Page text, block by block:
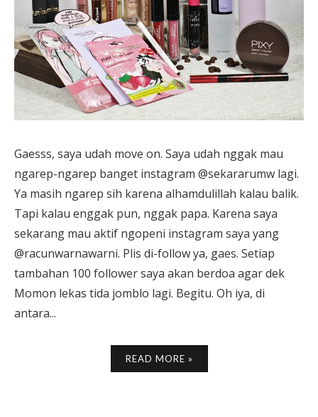
Gaesss, saya udah move on. Saya udah nggak mau
ngarep-ngarep banget instagram @sekararumw lagi.
Ya masih ngarep sih karena alhamdulillah kalau balik.
Tapi kalau enggak pun, nggak papa. Karena saya
sekarang mau aktif ngopeni instagram saya yang
@racunwarnawarni. Plis di-follow ya, gaes. Setiap
tambahan 100 follower saya akan berdoa agar dek
Momon lekas tida jomblo lagi. Begitu. Oh iya, di
antara...
READ MORE »